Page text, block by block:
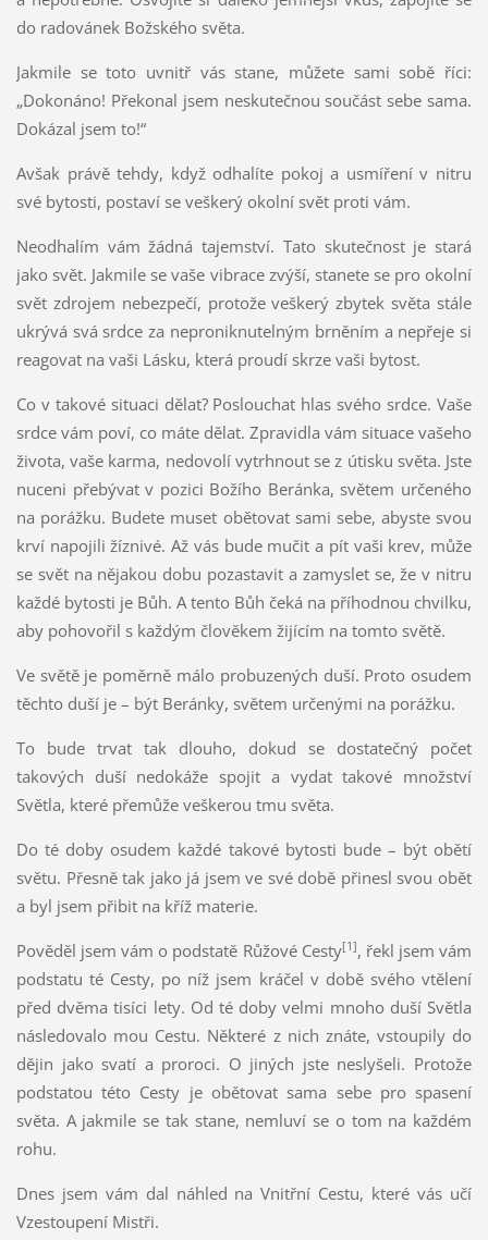
do radovánek Božského světa.
Jakmile se toto uvnitř vás stane, můžete sami sobě říci:
„Dokonáno! Překonal jsem neskutečnou součást sebe sama.
Dokázal jsem to!“
Avšak právě tehdy, když odhalíte pokoj a usmíření v nitru
své bytosti, postaví se veškerý okolní svět proti vám.
Neodhalím vám žádná tajemství. Tato skutečnost je stará
jako svět. Jakmile se vaše vibrace zvýší, stanete se pro okolní
svět zdrojem nebezpečí, protože veškerý zbytek světa stále
ukrývá svá srdce za neproniknutelným brněním a nepřeje si
reagovat na vaši Lásku, která proudí skrze vaši bytost.
Co v takové situaci dělat? Poslouchat hlas svého srdce. Vaše
srdce vám poví, co máte dělat. Zpravidla vám situace vašeho
života, vaše karma, nedovolí vytrhnout se z útisku světa. Jste
nuceni přebývat v pozici Božího Beránka, světem určeného
na porážku. Budete muset obětovat sami sebe, abyste svou
krví napojili žíznivé. Až vás bude mučit a pít vaši krev, může
se svět na nějakou dobu pozastavit a zamyslet se, že v nitru
každé bytosti je Bůh. A tento Bůh čeká na příhodnou chvilku,
aby pohovořil s každým člověkem žijícím na tomto světě.
Ve světě je poměrně málo probuzených duší. Proto osudem
těchto duší je – být Beránky, světem určenými na porážku.
To bude trvat tak dlouho, dokud se dostatečný počet
takových duší nedokáže spojit a vydat takové množství
Světla, které přemůže veškerou tmu světa.
Do té doby osudem každé takové bytosti bude – být obětí
světu. Přesně tak jako já jsem ve své době přinesl svou oběť
a byl jsem přibit na kříž materie.
Pověděl jsem vám o podstatě Růžové Cesty[1], řekl jsem vám
podstatu té Cesty, po níž jsem kráčel v době svého vtělení
před dvěma tisíci lety. Od té doby velmi mnoho duší Světla
následovalo mou Cestu. Některé z nich znáte, vstoupily do
dějin jako svatí a proroci. O jiných jste neslyšeli. Protože
podstatou této Cesty je obětovat sama sebe pro spasení
světa. A jakmile se tak stane, nemluví se o tom na každém
rohu.
Dnes jsem vám dal náhled na Vnitřní Cestu, které vás učí
Vzestoupení Mistři.